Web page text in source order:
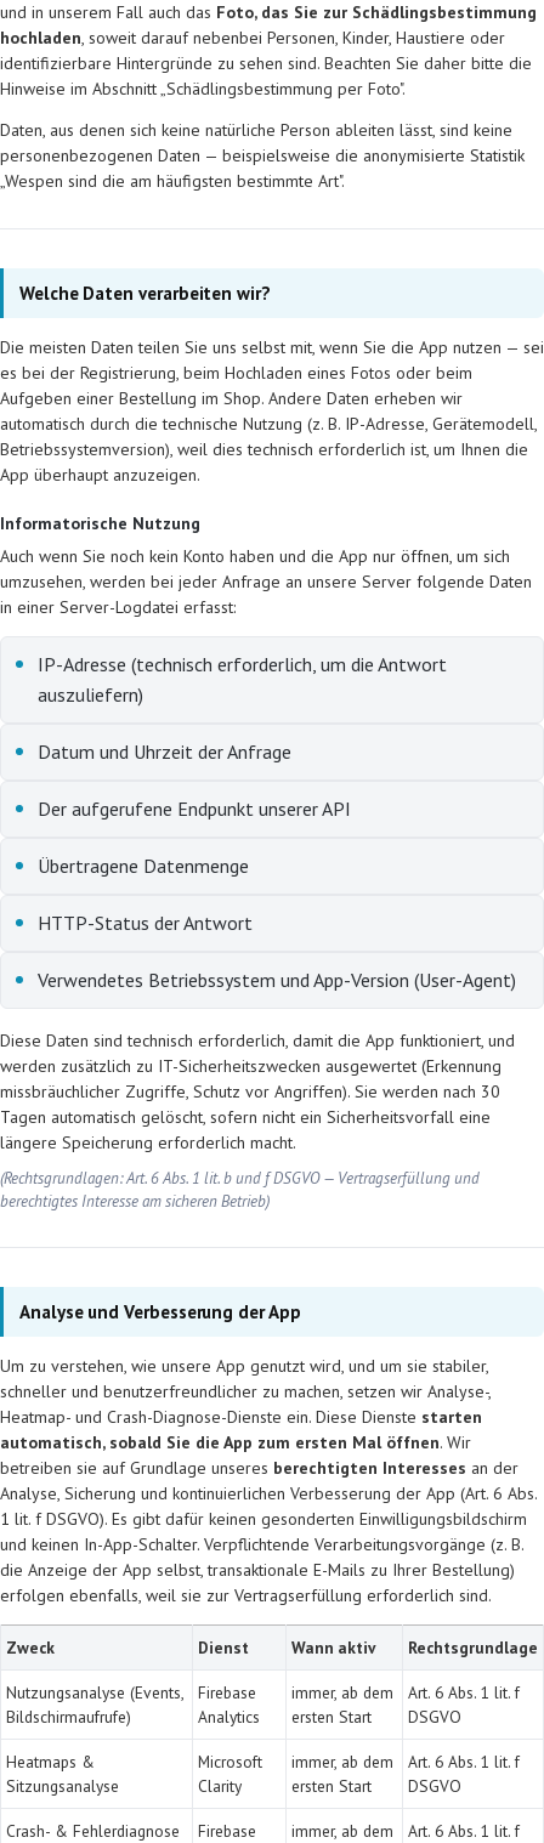
und in unserem Fall auch das Foto, das Sie zur Schädlingsbestimmung
hochladen, soweit darauf nebenbei Personen, Kinder, Haustiere oder
identifizierbare Hintergründe zu sehen sind. Beachten Sie daher bitte die
Hinweise im Abschnitt „Schädlingsbestimmung per Foto".
Daten, aus denen sich keine natürliche Person ableiten lässt, sind keine
personenbezogenen Daten — beispielsweise die anonymisierte Statistik
„Wespen sind die am häufigsten bestimmte Art".
Welche Daten verarbeiten wir?
Die meisten Daten teilen Sie uns selbst mit, wenn Sie die App nutzen — sei
es bei der Registrierung, beim Hochladen eines Fotos oder beim
Aufgeben einer Bestellung im Shop. Andere Daten erheben wir
automatisch durch die technische Nutzung (z. B. IP-Adresse, Gerätemodell,
Betriebssystemversion), weil dies technisch erforderlich ist, um Ihnen die
App überhaupt anzuzeigen.
Informatorische Nutzung
Auch wenn Sie noch kein Konto haben und die App nur öffnen, um sich
umzusehen, werden bei jeder Anfrage an unsere Server folgende Daten
in einer Server-Logdatei erfasst:
IP-Adresse (technisch erforderlich, um die Antwort
auszuliefern)
Datum und Uhrzeit der Anfrage
Der aufgerufene Endpunkt unserer API
Übertragene Datenmenge
HTTP-Status der Antwort
Verwendetes Betriebssystem und App-Version (User-Agent)
Diese Daten sind technisch erforderlich, damit die App funktioniert, und
werden zusätzlich zu IT-Sicherheitszwecken ausgewertet (Erkennung
missbräuchlicher Zugriffe, Schutz vor Angriffen). Sie werden nach 30
Tagen automatisch gelöscht, sofern nicht ein Sicherheitsvorfall eine
längere Speicherung erforderlich macht.
(Rechtsgrundlagen: Art. 6 Abs. 1 lit. b und f DSGVO — Vertragserfüllung und
berechtigtes Interesse am sicheren Betrieb)
Analyse und Verbesserung der App
Um zu verstehen, wie unsere App genutzt wird, und um sie stabiler,
schneller und benutzerfreundlicher zu machen, setzen wir Analyse-,
Heatmap- und Crash-Diagnose-Dienste ein. Diese Dienste starten
automatisch, sobald Sie die App zum ersten Mal öffnen. Wir
betreiben sie auf Grundlage unseres berechtigten Interesses an der
Analyse, Sicherung und kontinuierlichen Verbesserung der App (Art. 6 Abs.
1 lit. f DSGVO). Es gibt dafür keinen gesonderten Einwilligungsbildschirm
und keinen In-App-Schalter. Verpflichtende Verarbeitungsvorgänge (z. B.
die Anzeige der App selbst, transaktionale E-Mails zu Ihrer Bestellung)
erfolgen ebenfalls, weil sie zur Vertragserfüllung erforderlich sind.
Zweck Dienst Wann aktiv Rechtsgrundlage
Nutzungsanalyse (Events,
Bildschirmaufrufe)
Firebase
Analytics
immer, ab dem
ersten Start
Art. 6 Abs. 1 lit. f
DSGVO
Heatmaps &
Sitzungsanalyse
Microsoft
Clarity
immer, ab dem
ersten Start
Art. 6 Abs. 1 lit. f
DSGVO
Crash- & Fehlerdiagnose
Firebase
immer, ab dem
Art. 6 Abs. 1 lit. f